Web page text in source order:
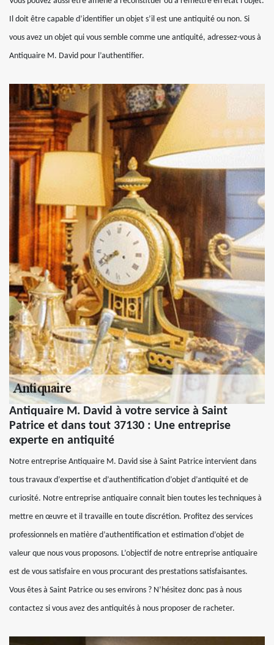
Il doit être capable d’identifier un objet s’il est une antiquité ou non. Si
vous avez un objet qui vous semble comme une antiquité, adressez-vous à
Antiquaire M. David pour l’authentifier.
Antiquaire M. David à votre service à Saint
Patrice et dans tout 37130 : Une entreprise
experte en antiquité
Notre entreprise Antiquaire M. David sise à Saint Patrice intervient dans
tous travaux d’expertise et d’authentification d’objet d’antiquité et de
curiosité. Notre entreprise antiquaire connait bien toutes les techniques à
mettre en œuvre et il travaille en toute discrétion. Profitez des services
professionnels en matière d’authentification et estimation d’objet de
valeur que nous vous proposons. L’objectif de notre entreprise antiquaire
est de vous satisfaire en vous procurant des prestations satisfaisantes.
Vous êtes à Saint Patrice ou ses environs ? N’hésitez donc pas à nous
contactez si vous avez des antiquités à nous proposer de racheter.